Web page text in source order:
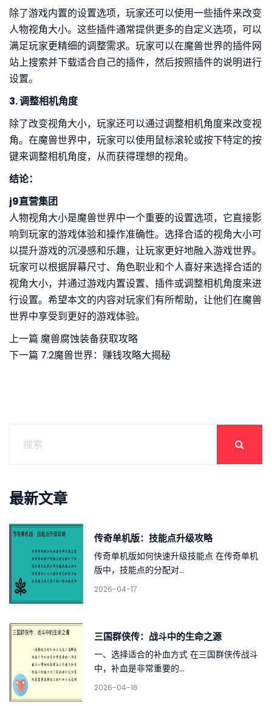
除了游戏内置的设置选项，玩家还可以使用一些插件来改变
人物视角大小。这些插件通常提供更多的自定义选项，可以
满足玩家更精细的调整需求。玩家可以在魔兽世界的插件网
站上搜索并下载适合自己的插件，然后按照插件的说明进行
设置。
3. 调整相机角度
除了改变视角大小，玩家还可以通过调整相机角度来改变视
角。在魔兽世界中，玩家可以使用鼠标滚轮或按下特定的按
键来调整相机角度，从而获得理想的视角。
结论：
j9直营集团
人物视角大小是魔兽世界中一个重要的设置选项，它直接影
响到玩家的游戏体验和操作准确性。选择合适的视角大小可
以提升游戏的沉浸感和乐趣，让玩家更好地融入游戏世界。
玩家可以根据屏幕尺寸、角色职业和个人喜好来选择合适的
视角大小，并通过游戏内置设置、插件或调整相机角度来进
行设置。希望本文的内容对玩家们有所帮助，让他们在魔兽
世界中享受到更好的游戏体验。
上一篇 魔兽腐蚀装备获取攻略
下一篇 7.2魔兽世界：赚钱攻略大揭秘
最新文章
传奇单机版：技能点升级攻略
传奇单机版如何快速升级技能点 在传奇单机
版中，技能点的分配对...
2026-04-17
三国群侠传：战斗中的生命之源
一、选择适合的补血方式 在三国群侠传战斗
中，补血是非常重要的...
2026-04-16